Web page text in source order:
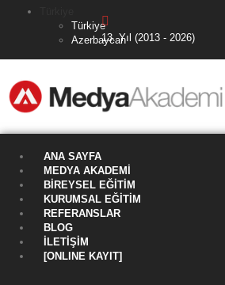
Türkiye
Azerbaycan13. Yıl (2013 - 2026)
ANA SAYFA
MEDYA AKADEMI
BIREYSEL EĞITIM
KURUMSAL EĞITIM
REFERANSLAR
BLOG
İLETIŞIM
[ONLINE KAYIT]